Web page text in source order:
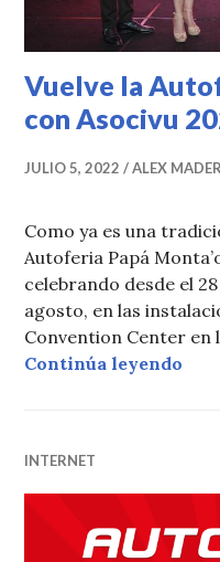
Vuelve la
con Asocivu
JULIO 5, 2022 ALEX
Como ya es una
Autoferia Papá
celebrando desde el
agosto, en las
Convention Center en
Continúa leyendo
INTERNET